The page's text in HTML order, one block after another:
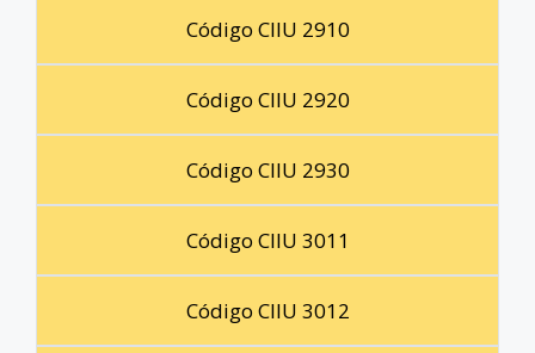
Código CIIU 2910
Código CIIU 2920
Código CIIU 2930
Código CIIU 3011
Código CIIU 3012